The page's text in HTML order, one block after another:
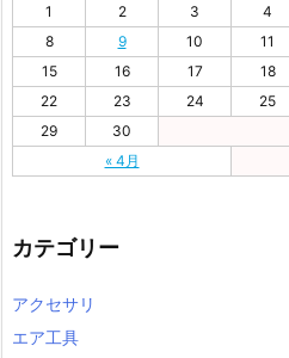
« 4月
1 2 3 4
8
9 10 11
15
16 17 18
22
23 24 25
29
30
カテゴリー
アクセサリ
エア工具